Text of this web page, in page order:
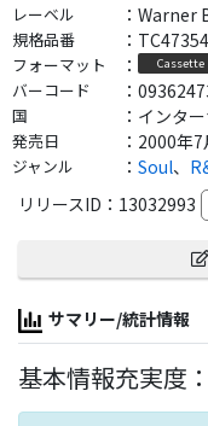
レーベル ： Warner
規格品番 ： TC47354
フォーマット ： Cassette
バーコード ：
国 ： インタ
発売日 ： 2000年7
ジャンル ： Soul、
リリースID： 13032993
サマリー/統計情報
基本情報充実度：